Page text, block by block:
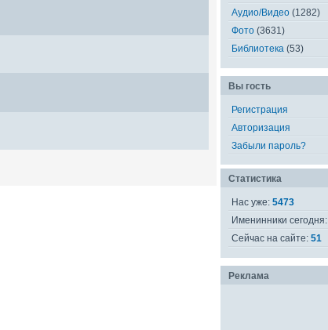
Аудио/Видео (1282)
Фото (3631)
Библиотека (53)
Вы гость
Регистрация
Авторизация
Забыли пароль?
Статистика
Нас уже: 5473
Именинники сегодня:
Сейчас на сайте: 51
Реклама